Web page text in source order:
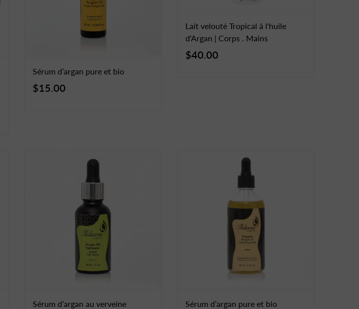
Sérum d’argan pure et bio
$15.00
Lait velouté Tropical à l'huile
d'Argan | Corps . Mains
$40.00
Sérum d’argan au verveine Sérum d’argan pure et bio